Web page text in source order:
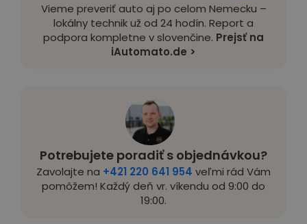
Potrebujete poradiť s objednávkou?
Zavolajte na +421 220 641 954 veľmi rád Vám
pomôžem! Každý deň vr. víkendu od 9:00 do
19:00.
Vieme preveriť auto aj po celom Nemecku –
lokálny technik už od 24 hodín. Report a
podpora kompletne v slovenčine. Prejsť na
iAutomato.de >